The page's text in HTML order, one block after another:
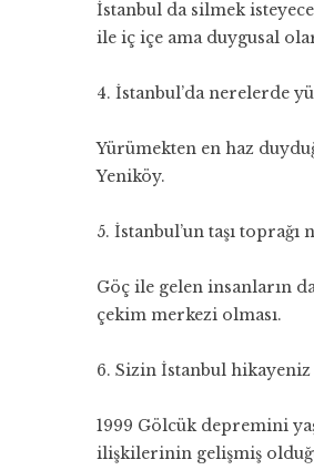
İstanbul da silmek
ile iç içe ama duygusal
4. İstanbul’da nerelerde
Yürümekten en haz
Yeniköy.
5. İstanbul’un taşı toprağı
Göç ile gelen insanların
çekim merkezi olması.
6. Sizin İstanbul
1999 Gölcük depremini
ilişkilerinin gelişmiş